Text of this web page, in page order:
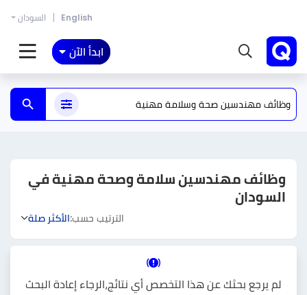
English السودان
ابدأ الآن
وظائف مهندسين سلامة وصحة مهنية في
السودان
الترتيب حسب:الأكثر صلة
لم يرجع بحثك عن هذا التخصص أي نتائج،الرجاء إعادة البحث